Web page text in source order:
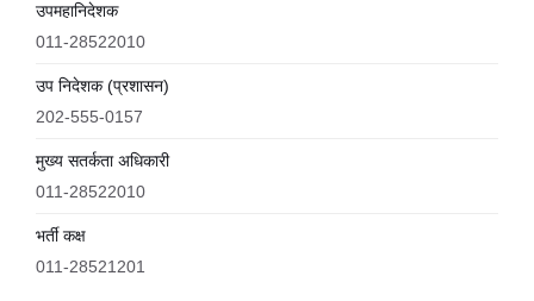
उपमहानिदेशक
011-28522010
उप निदेशक (प्रशासन)
202-555-0157
मुख्य सतर्कता अधिकारी
011-28522010
भर्ती कक्ष
011-28521201